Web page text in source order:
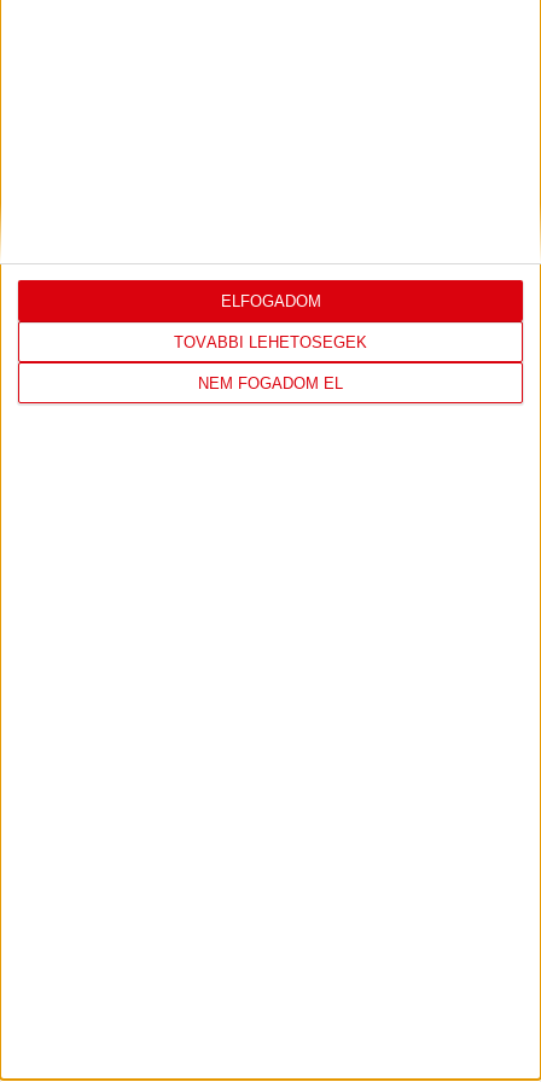
TOVÁBBI LEHETŐSÉGEK
NEM FOGADOM EL
ELFOGADOM